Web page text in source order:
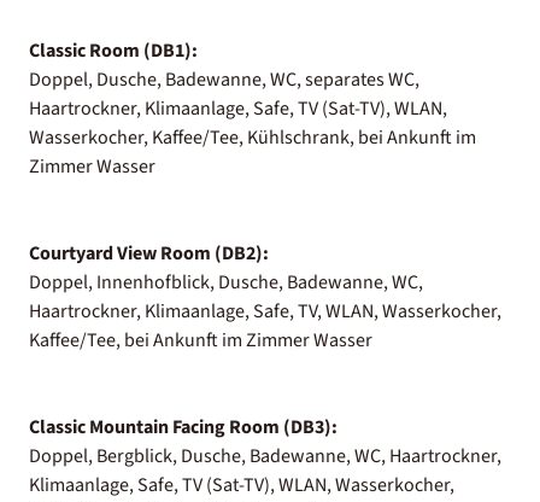
Classic Room (DB1):
Doppel, Dusche, Badewanne, WC, separates WC,
Haartrockner, Klimaanlage, Safe, TV (Sat-TV), WLAN,
Wasserkocher, Kaffee/Tee, Kühlschrank, bei Ankunft im
Zimmer Wasser
Courtyard View Room (DB2):
Doppel, Innenhofblick, Dusche, Badewanne, WC,
Haartrockner, Klimaanlage, Safe, TV, WLAN, Wasserkocher,
Kaffee/Tee, bei Ankunft im Zimmer Wasser
Classic Mountain Facing Room (DB3):
Doppel, Bergblick, Dusche, Badewanne, WC, Haartrockner,
Klimaanlage, Safe, TV (Sat-TV), WLAN, Wasserkocher,